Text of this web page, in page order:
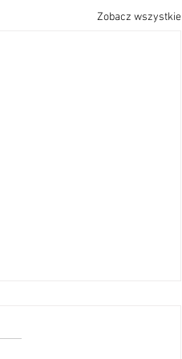
Zobacz wszystkie